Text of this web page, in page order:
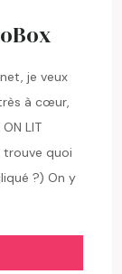
je veux
à cœur,
LIT
trouve quoi
?) On y